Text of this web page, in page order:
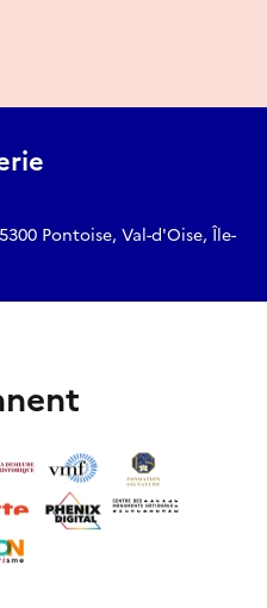
Pontoise, Val-d'Oise, Île-